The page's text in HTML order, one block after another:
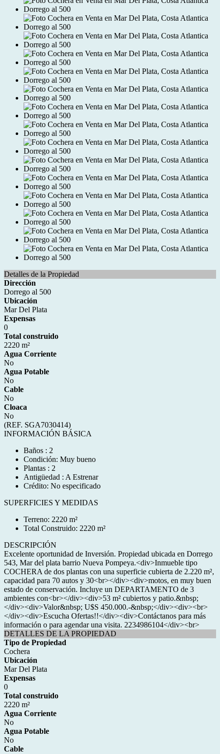
Detalles de la Propiedad
Dirección
Dorrego al 500
Ubicación
Mar Del Plata
Expensas
0
Total construido
2220 m²
Agua Corriente
No
Agua Potable
No
Cable
No
Cloaca
No
(REF. SGA7030414)
INFORMACIÓN BÁSICA
Baños : 2
Condición: Muy bueno
Plantas : 2
Antigüedad : A Estrenar
Crédito: No especificado
SUPERFICIES Y MEDIDAS
Terreno: 2220 m²
Total Construido: 2220 m²
DESCRIPCIÓN
Excelente oportunidad de Inversión. Propiedad ubicada en Dorrego
543, Mar del plata barrio Nueva Pompeya.<div>Inmueble tipo
COCHERA de dos plantas con una superficie cubierta de 2.220 m²,
capacidad para 70 autos y 30<br></div><div>motos, en muy buen
estado de conservación. Incluye un DEPARTAMENTO de 3
ambientes con<br></div><div>53 m² cubiertos y patio.&nbsp;
</div><div>Valor&nbsp; U$S 450.000.-&nbsp;</div><div><br>
</div><div>Escucha Ofertas!!</div><div>Contáctanos para más
información o para agendar una visita. 2234986104</div><br>
DETALLES DE LA PROPIEDAD
Tipo de Propiedad
Cochera
Ubicación
Mar Del Plata
Expensas
0
Total construido
2220 m²
Agua Corriente
No
Agua Potable
No
Cable